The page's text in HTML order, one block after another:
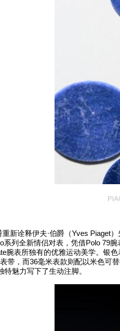
重新诠释伊夫·伯爵（Yves Piaget
系列全新情侣对表，凭借Polo 79腕
腕表所独有的优雅运动美学。银
带，而36毫米表款则配以米色可
特魅力写下了生动注脚。